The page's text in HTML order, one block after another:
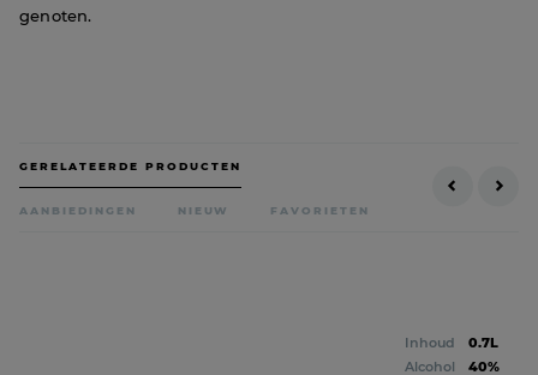
genoten.
GERELATEERDE PRODUCTEN
AANBIEDINGEN NIEUW FAVORIETEN
Inhoud
0.7L
Alcohol
40%